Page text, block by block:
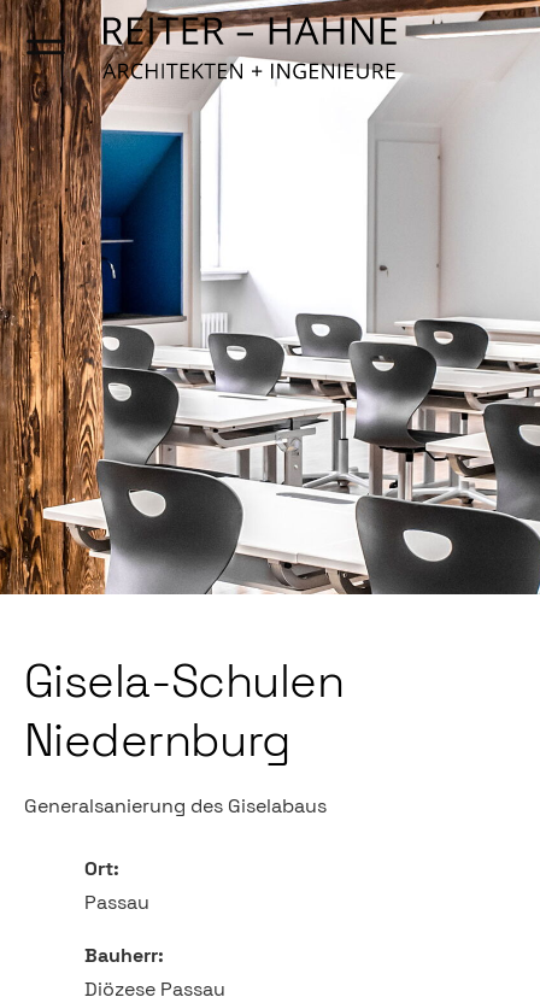
Gisela-Schulen
Niedernburg
Generalsanierung des Giselabaus
Ort:
Passau
Bauherr:
Diözese Passau